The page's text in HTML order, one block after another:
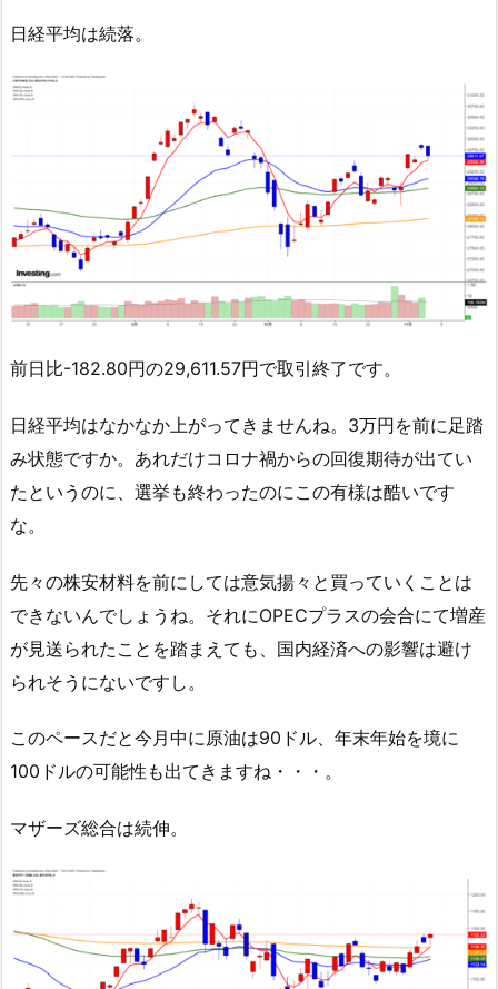
日経平均は続落。
前日比-182.80円の29,611.57円で取引終了です。
日経平均はなかなか上がってきませんね。3万円を前に足踏
み状態ですか。あれだけコロナ禍からの回復期待が出てい
たというのに、選挙も終わったのにこの有様は酷いです
な。
先々の株安材料を前にしては意気揚々と買っていくことは
できないんでしょうね。それにOPECプラスの会合にて増産
が見送られたことを踏まえても、国内経済への影響は避け
られそうにないですし。
このペースだと今月中に原油は90ドル、年末年始を境に
100ドルの可能性も出てきますね・・・。
マザーズ総合は続伸。